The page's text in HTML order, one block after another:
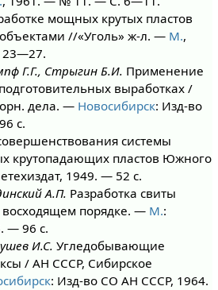
мощных крутых пластов
//«Уголь» ж-л. — М.,
Г.Г., Стрыгин Б.И. Применение
выработках /
дела. — Новосибирск: Изд-во
с.
системы
крутопадающих пластов Южного
1949. — 52 с.
А.П. Разработка свиты
восходящем порядке. — М.:
— 96 с.
И.С. Угледобывающие
/ АН СССР, Сибирское
: Изд-во СО АН СССР, 1964.